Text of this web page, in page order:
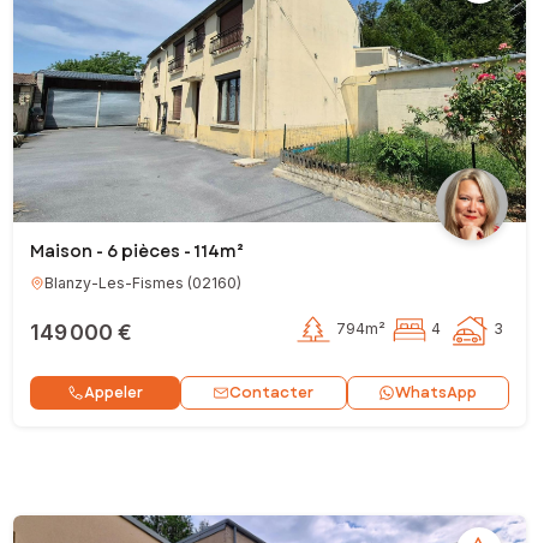
Maison - 6 pièces - 114m²
Blanzy-Les-Fismes (02160)
149 000 € 794m² 4 3
Appeler Contacter WhatsApp